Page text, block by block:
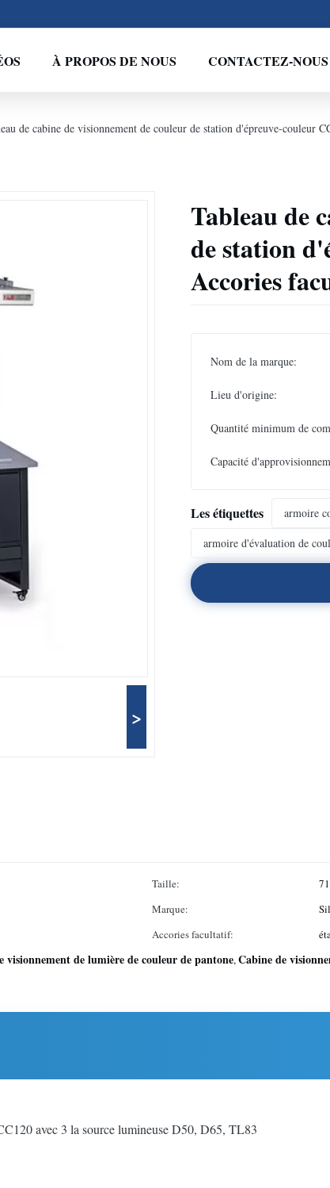
À PROPOS DE NOUS CONTACTEZ-NOUS
de cabine de visionnement de couleur de station d'épreuve-couleur
>
Tableau de
de station
Accories
Nom de la marque:
Lieu d'origine:
Quantité minimum de
Capacité
Les étiquettes armoire
armoire d'évaluation de
Taille:
Marque:
Accories facultatif:
visionnement de lumière de couleur de pantone,Cabine de
avec 3 la source lumineuse D50, D65, TL83